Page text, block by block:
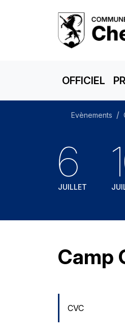
OFFICIEL
Evènements
6
JUILLET
Camp
CVC